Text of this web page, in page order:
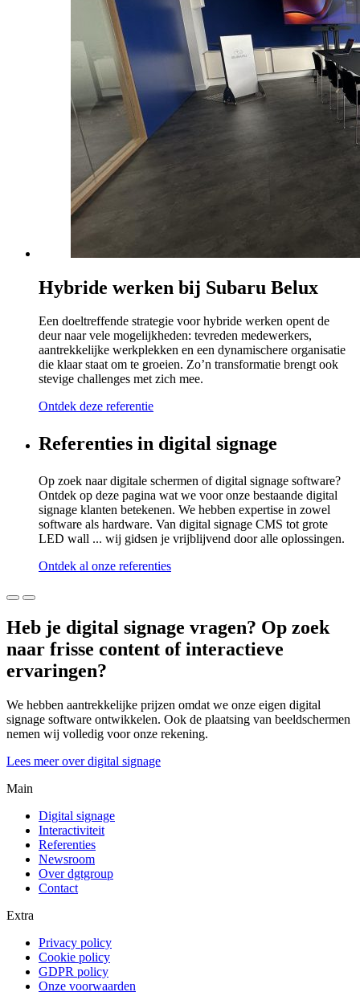
Hybride werken bij Subaru Belux
Een doeltreffende strategie voor hybride werken opent de
deur naar vele mogelijkheden: tevreden medewerkers,
aantrekkelijke werkplekken en een dynamischere organisatie
die klaar staat om te groeien. Zo’n transformatie brengt ook
stevige challenges met zich mee.
Ontdek deze referentie
Referenties in digital signage
Op zoek naar digitale schermen of digital signage software?
Ontdek op deze pagina wat we voor onze bestaande digital
signage klanten betekenen. We hebben expertise in zowel
software als hardware. Van digital signage CMS tot grote
LED wall ... wij gidsen je vrijblijvend door alle oplossingen.
Ontdek al onze referenties
Heb je digital signage vragen? Op zoek
naar frisse content of interactieve
ervaringen?
We hebben aantrekkelijke prijzen omdat we onze eigen digital
signage software ontwikkelen. Ook de plaatsing van beeldschermen
nemen wij volledig voor onze rekening.
Lees meer over digital signage
Main
Digital signage
Interactiviteit
Referenties
Newsroom
Over dgtgroup
Contact
Extra
Privacy policy
Cookie policy
GDPR policy
Onze voorwaarden